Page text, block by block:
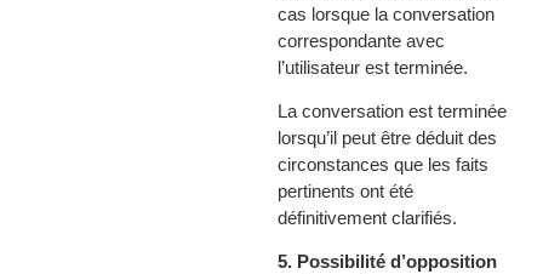
cas lorsque la conversation
correspondante avec
l’utilisateur est terminée.
La conversation est terminée
lorsqu’il peut être déduit des
circonstances que les faits
pertinents ont été
définitivement clarifiés.
5. Possibilité d’opposition